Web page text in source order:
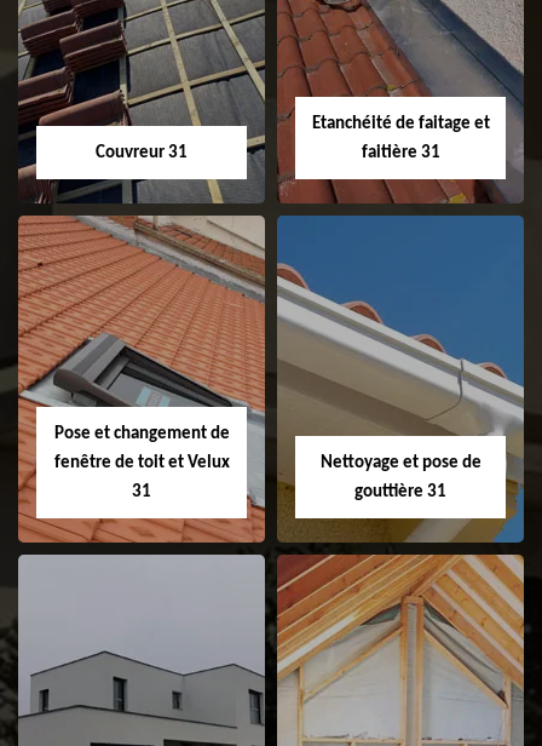
Couvreur 31
Couvreur 31
Etanchéité de faitage et
faitière 31
Etanchéité de
faitage et faitière
31
Pose et changement de
fenêtre de toit et Velux
31
Pose et
changement de
fenêtre de toit et
Nettoyage et pose de
gouttière 31
Nettoyage et pose